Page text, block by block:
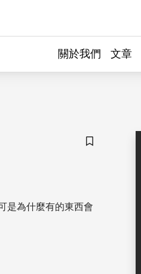
關於我們 文章
儲存書籤
是為什麼有的東西會